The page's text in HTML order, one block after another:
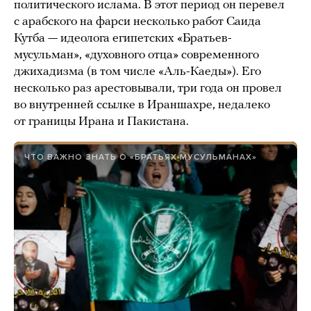
политического ислама. В этот период он перевел
с арабского на фарси несколько работ Саида
Кутба — идеолога египетских «Братьев-
мусульман», «духовного отца» современного
джихадизма (в том числе «Аль-Каеды»). Его
несколько раз арестовывали, три года он провел
во внутренней ссылке в Ираншахре, недалеко
от границы Ирана и Пакистана.
ЧТО ВАЖНО ЗНАТЬ О «БРАТЬЯХ-МУСУЛЬМАНАХ»